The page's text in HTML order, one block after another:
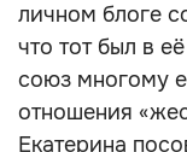
личном блоге
что тот был в
союз многому
отношения
Екатерина